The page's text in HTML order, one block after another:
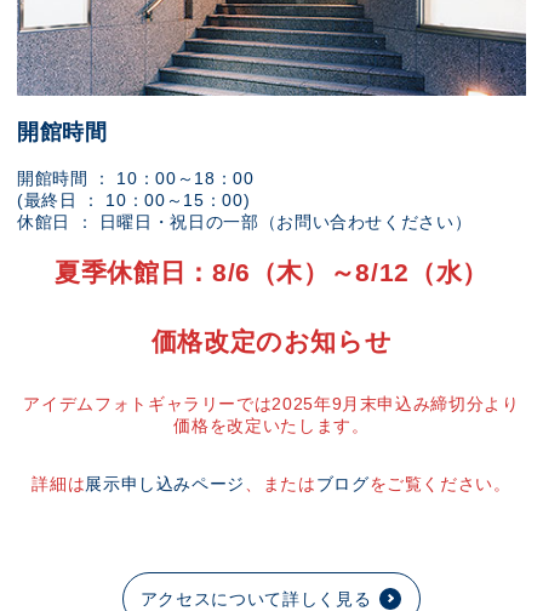
開館時間
開館時間 ： 10：00～18：00
(最終日 ： 10：00～15：00)
休館日 ： 日曜日・祝日の一部（お問い合わせください）
夏季休館日：8/6（木）～8/12（水）
価格改定のお知らせ
アイデムフォトギャラリーでは2025年9月末申込み締切分より
価格を改定いたします。
詳細は展示申し込みページ 、またはブログをご覧ください。
アクセスについて詳しく見る